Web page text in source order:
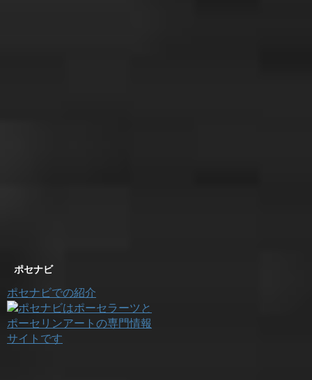
ポセナビ
ポセナビでの紹介